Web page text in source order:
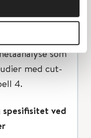
ha klinisk
størrelse på
for
som
med cut-
4.
ved